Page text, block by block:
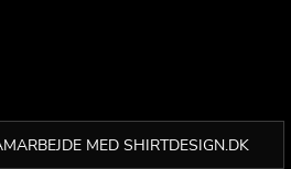
MED SHIRTDESIGN.DK